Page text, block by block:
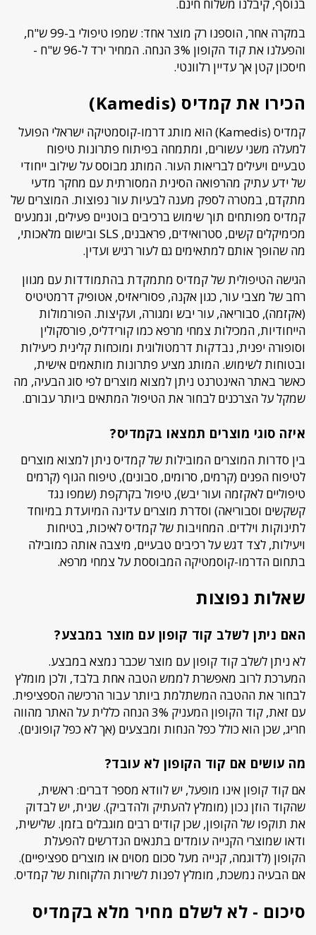
בנוסף, קיבלנו משלוח חינם.
במקרה אחר, הוספנו רק מוצר אחד: שמפו טיפולי ב-99 ש"ח,
והפעלנו את קוד הקופון 3% הנחה. המחיר ירד ל-96 ש"ח -
חיסכון קטן אך עדיין רלוונטי.
הכירו את קמדיס (Kamedis)
קמדיס (Kamedis) הוא מותג דרמו-קוסמטיקה ישראלי הפועל
למעלה משני עשורים, ומתמחה בפיתוח פתרונות טיפוח
טבעיים ויעילים לבריאות העור. המותג מבוסס על שילוב ייחודי
של ידע עתיק מהרפואה הסינית המסורתית עם מחקר מדעי
מתקדם, במטרה לספק מענה לבעיות עור נפוצות. המוצרים של
קמדיס מפותחים תוך שימוש ברכיבים בוטניים פעילים, ונמנעים
מכימיקלים קשים, סטרואידים, פראבנים, SLS ובישום מלאכותי,
מה שהופך אותם למתאימים גם לעור רגיש ועדין.
הגישה הטיפולית של קמדיס מתמקדת בהתמודדות עם מגוון
רחב של מצבי עור, כגון אקנה, פסוריאזיס, אטופיק דרמטיטיס
(אקזמה), סבוריאה, עור יבש ומגורה, ועקיצות. הפורמולות
הייחודיות, המכילות צמחי מרפא כמו קורידליס, פורסקולין
וסופורה יפנית, נבדקות דרמטולוגית ומוכחות קלינית כיעילות
ובטוחות לשימוש. המותג מציע פתרונות מותאמים אישית,
כאשר באתר האינטרנט ניתן למצוא מוצרים לפי סוג הבעיה, מה
שמקל על הצרכנים לבחור את הטיפול המתאים ביותר עבורם.
איזה סוגי מוצרים תמצאו בקמדיס?
בין סדרות המוצרים המובילות של קמדיס ניתן למצוא מוצרים
לטיפוח הפנים (קרמים, סרומים, סבונים), טיפוח הגוף (קרמים
טיפוליים לאקזמה ועור יבש), טיפול בקרקפת (שמפו נגד
קשקשים וסבוריאה) וסדרת מוצרים עדינה המיועדת במיוחד
לתינוקות וילדים. המחויבות של קמדיס לאיכות, בטיחות
ויעילות, לצד דגש על רכיבים טבעיים, מיצבה אותה כמובילה
בתחום הדרמו-קוסמטיקה המבוססת על צמחי מרפא.
שאלות נפוצות
האם ניתן לשלב קוד קופון עם מוצר במבצע?
לא ניתן לשלב קוד קופון עם מוצר שכבר נמצא במבצע.
המערכת לרוב מאפשרת לממש הטבה אחת בלבד, ולכן מומלץ
לבחור את ההטבה המשתלמת ביותר עבור הרכישה הספציפית.
עם זאת, קוד הקופון המעניק 3% הנחה כללית על האתר מהווה
חריג, שכן הוא כולל כפל הנחות ומבצעים (אך לא כפל קופונים).
מה עושים אם קוד הקופון לא עובד?
אם קוד קופון אינו מופעל, יש לוודא מספר דברים: ראשית,
שהקוד הוזן נכון (מומלץ להעתיק ולהדביק). שנית, יש לבדוק
את תוקפו של הקופון, שכן קודים רבים מוגבלים בזמן. שלישית,
ודאו שמוצרי הקנייה עומדים בתנאים הנדרשים להפעלת
הקופון (לדוגמה, קנייה מעל סכום מסוים או מוצרים ספציפיים).
אם הבעיה נמשכת, מומלץ לפנות לשירות הלקוחות של קמדיס.
סיכום - לא לשלם מחיר מלא בקמדיס